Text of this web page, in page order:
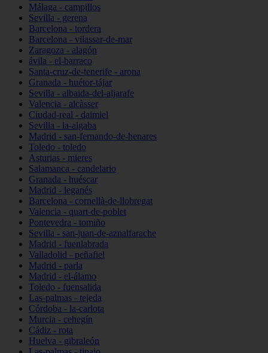
Málaga - campillos
Sevilla - gerena
Barcelona - tordera
Barcelona - vilassar-de-mar
Zaragoza - alagón
ávila - el-barraco
Santa-cruz-de-tenerife - arona
Granada - huétor-tájar
Sevilla - albaida-del-aljarafe
Valencia - alcàsser
Ciudad-real - daimiel
Sevilla - la-algaba
Madrid - san-fernando-de-henares
Toledo - toledo
Asturias - mieres
Salamanca - candelario
Granada - huéscar
Madrid - leganés
Barcelona - cornellà-de-llobregat
Valencia - quart-de-poblet
Pontevedra - tomiño
Sevilla - san-juan-de-aznalfarache
Madrid - fuenlabrada
Valladolid - peñafiel
Madrid - parla
Madrid - el-álamo
Toledo - fuensalida
Las-palmas - tejeda
Córdoba - la-carlota
Murcia - cehegín
Cádiz - rota
Huelva - gibraleón